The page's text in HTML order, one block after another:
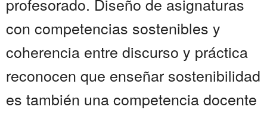
con competencias sostenibles y
coherencia entre discurso y práctica
reconocen que enseñar sostenibilidad
es también una competencia docente